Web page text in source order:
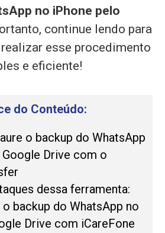
no iPhone pelo
continue lendo para
esse procedimento
e eficiente!
do Conteúdo:
o backup do WhatsApp
Drive com o
dessa ferramenta:
backup do WhatsApp no
Drive com iCareFone